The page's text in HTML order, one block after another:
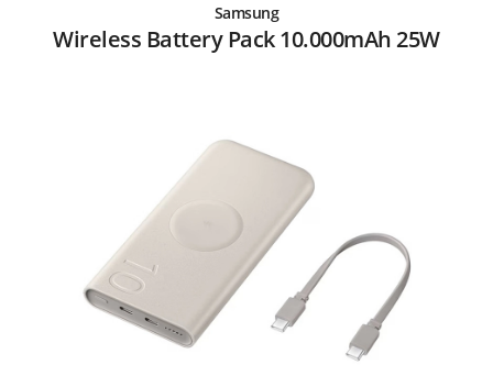
Samsung
Wireless Battery Pack 10.000mAh 25W